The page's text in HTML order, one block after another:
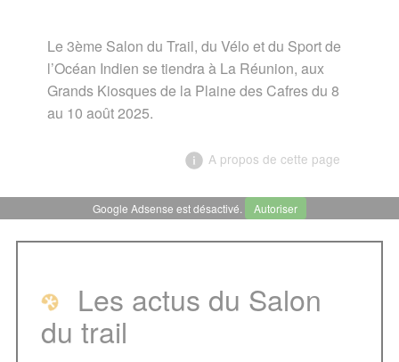
Le 3ème Salon du Trail, du Vélo et du Sport de
l’Océan Indien se tiendra à La Réunion, aux
Grands Kiosques de la Plaine des Cafres du 8
au 10 août 2025.
A propos de cette page
Salon du trail, du vélo et du
Les actus du Salon du trail
Google Adsense est désactivé. Autoriser
Les actus du Salon
du trail